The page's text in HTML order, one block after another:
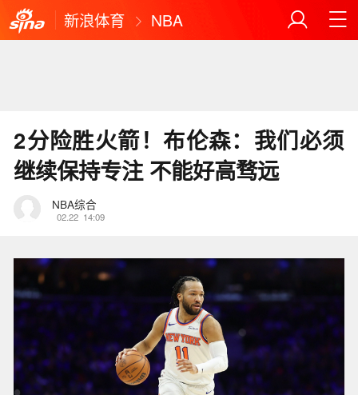
新浪体育 NBA
2分险胜火箭！布伦森：我们必须
继续保持专注 不能好高骛远
NBA综合
02.22 14:09